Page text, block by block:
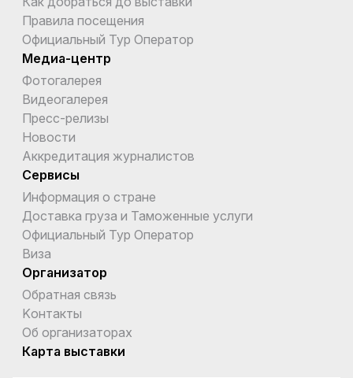
Правила посещения
Официальный Тур Оператор
Медиа-центр
Фотогалерея
Видеогалерея
Пресс-релизы
Новости
Аккредитация журналистов
Сервисы
Информация о стране
Доставка груза и Таможенные услуги
Официальный Тур Оператор
Виза
Организатор
Обратная связь
Kонтакты
Об организаторах
Карта выставки